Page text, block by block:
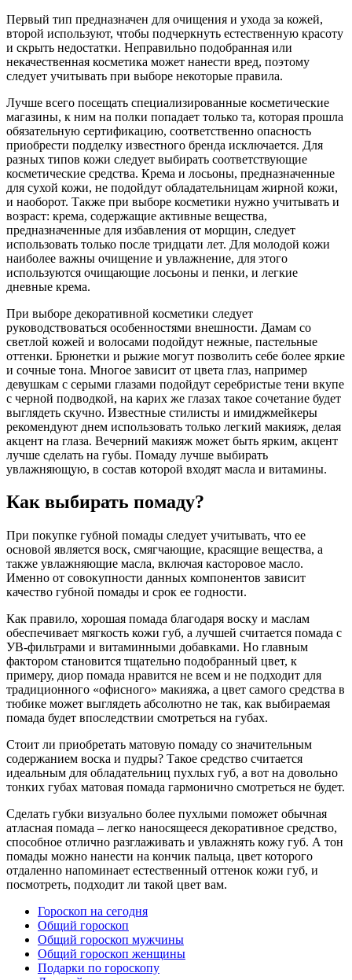
Первый тип предназначен для очищения и ухода за кожей,
второй используют, чтобы подчеркнуть естественную красоту
и скрыть недостатки. Неправильно подобранная или
некачественная косметика может нанести вред, поэтому
следует учитывать при выборе некоторые правила.
Лучше всего посещать специализированные косметические
магазины, к ним на полки попадает только та, которая прошла
обязательную сертификацию, соответственно опасность
приобрести подделку известного бренда исключается. Для
разных типов кожи следует выбирать соответствующие
косметические средства. Крема и лосьоны, предназначенные
для сухой кожи, не подойдут обладательницам жирной кожи,
и наоборот. Также при выборе косметики нужно учитывать и
возраст: крема, содержащие активные вещества,
предназначенные для избавления от морщин, следует
использовать только после тридцати лет. Для молодой кожи
наиболее важны очищение и увлажнение, для этого
используются очищающие лосьоны и пенки, и легкие
дневные крема.
При выборе декоративной косметики следует
руководствоваться особенностями внешности. Дамам со
светлой кожей и волосами подойдут нежные, пастельные
оттенки. Брюнетки и рыжие могут позволить себе более яркие
и сочные тона. Многое зависит от цвета глаз, например
девушкам с серыми глазами подойдут серебристые тени вкупе
с черной подводкой, на карих же глазах такое сочетание будет
выглядеть скучно. Известные стилисты и имиджмейкеры
рекомендуют днем использовать только легкий макияж, делая
акцент на глаза. Вечерний макияж может быть ярким, акцент
лучше сделать на губы. Помаду лучше выбирать
увлажняющую, в состав которой входят масла и витамины.
Как выбирать помаду?
При покупке губной помады следует учитывать, что ее
основой является воск, смягчающие, красящие вещества, а
также увлажняющие масла, включая касторовое масло.
Именно от совокупности данных компонентов зависит
качество губной помады и срок ее годности.
Как правило, хорошая помада благодаря воску и маслам
обеспечивает мягкость кожи губ, а лучшей считается помада с
УВ-фильтрами и витаминными добавками. Но главным
фактором становится тщательно подобранный цвет, к
примеру, диор помада нравится не всем и не подходит для
традиционного «офисного» макияжа, а цвет самого средства в
тюбике может выглядеть абсолютно не так, как выбираемая
помада будет впоследствии смотреться на губах.
Стоит ли приобретать матовую помаду со значительным
содержанием воска и пудры? Такое средство считается
идеальным для обладательниц пухлых губ, а вот на довольно
тонких губах матовая помада гармонично смотреться не будет.
Сделать губки визуально более пухлыми поможет обычная
атласная помада – легко наносящееся декоративное средство,
способное отлично разглаживать и увлажнять кожу губ. А тон
помады можно нанести на кончик пальца, цвет которого
отдаленно напоминает естественный оттенок кожи губ, и
посмотреть, подходит ли такой цвет вам.
Гороскоп на сегодня
Общий гороскоп
Общий гороскоп мужчины
Общий гороскоп женщины
Подарки по гороскопу